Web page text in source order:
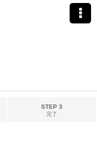
STEP 3
完了